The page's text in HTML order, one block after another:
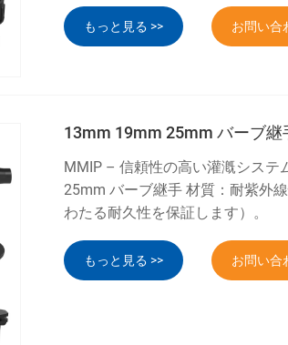
もっと見る >> お問い合
13mm 19mm 25mm バーブ継
MMIP – 信頼性の高い灌漑システ
25mm バーブ継手 材質：耐紫外
わたる耐久性を保証します）。
もっと見る >> お問い合